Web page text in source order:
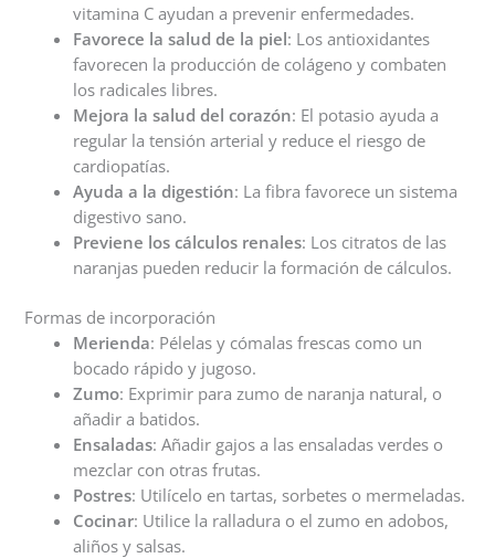
vitamina C ayudan a prevenir enfermedades.
Favorece la salud de la piel: Los antioxidantes
favorecen la producción de colágeno y combaten
los radicales libres.
Mejora la salud del corazón: El potasio ayuda a
regular la tensión arterial y reduce el riesgo de
cardiopatías.
Ayuda a la digestión: La fibra favorece un sistema
digestivo sano.
Previene los cálculos renales: Los citratos de las
naranjas pueden reducir la formación de cálculos.
Formas de incorporación
Merienda: Pélelas y cómalas frescas como un
bocado rápido y jugoso.
Zumo: Exprimir para zumo de naranja natural, o
añadir a batidos.
Ensaladas: Añadir gajos a las ensaladas verdes o
mezclar con otras frutas.
Postres: Utilícelo en tartas, sorbetes o mermeladas.
Cocinar: Utilice la ralladura o el zumo en adobos,
aliños y salsas.